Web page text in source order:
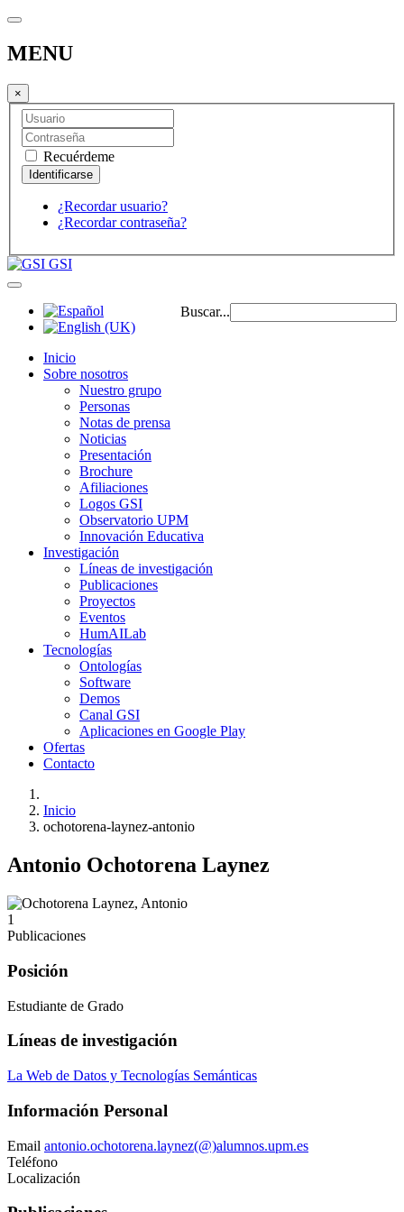
MENU
×
Recuérdeme
¿Recordar usuario?
¿Recordar contraseña?
GSI
Buscar...
Inicio
Sobre nosotros
Nuestro grupo
Personas
Notas de prensa
Noticias
Presentación
Brochure
Afiliaciones
Logos GSI
Observatorio UPM
Innovación Educativa
Investigación
Líneas de investigación
Publicaciones
Proyectos
Eventos
HumAILab
Tecnologías
Ontologías
Software
Demos
Canal GSI
Aplicaciones en Google Play
Ofertas
Contacto
Inicio
ochotorena-laynez-antonio
Antonio Ochotorena Laynez
1
Publicaciones
Posición
Estudiante de Grado
Líneas de investigación
La Web de Datos y Tecnologías Semánticas
Información Personal
Email antonio.ochotorena.laynez(@)alumnos.upm.es
Teléfono
Localización